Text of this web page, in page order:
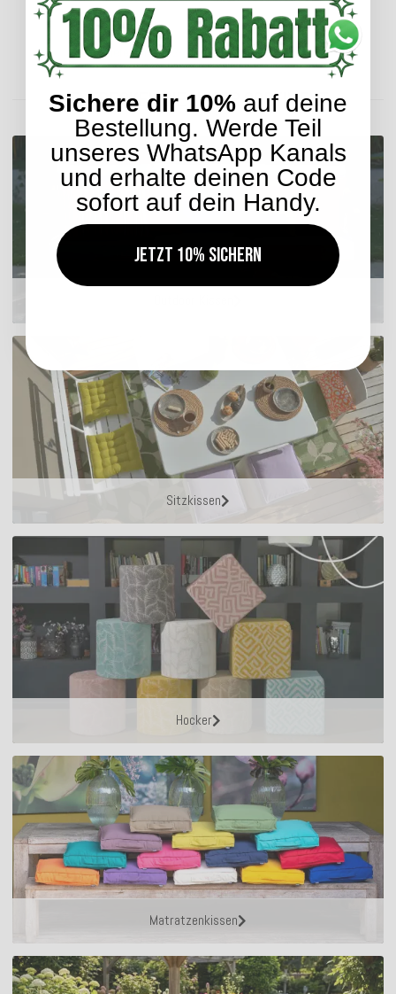
Lieferzeit: ca. 2-4 Werktage
ENTDECKEN SIE UNSER SORTIMENT
Sitzkissen
Hocker
Matratzenkissen
Sichere dir 10% auf deine
Bestellung. Werde Teil
unseres WhatsApp Kanals
und erhalte deinen Code
sofort auf dein Handy.
Jetzt 10% sichern